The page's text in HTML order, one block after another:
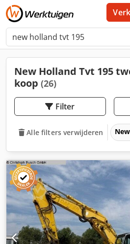
New Holland Tvt 195
koop (26)
Filter
Alle filters verwijderen